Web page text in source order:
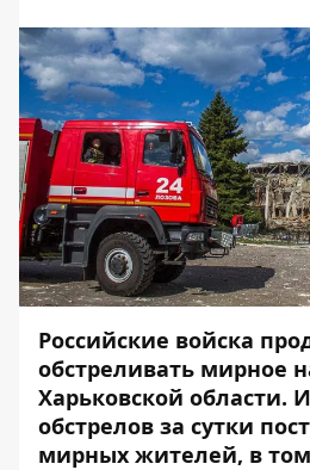
Российские войска
обстреливать мирное
Харьковской области.
обстрелов за сутки
мирных жителей, в